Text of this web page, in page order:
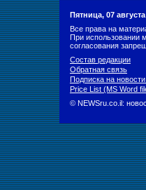
Пятница, 07
Все права на
При использовании
согласования
Состав редакции
Обратная связь
Подписка на
Price List (MS Word
© NEWSru.co.il: